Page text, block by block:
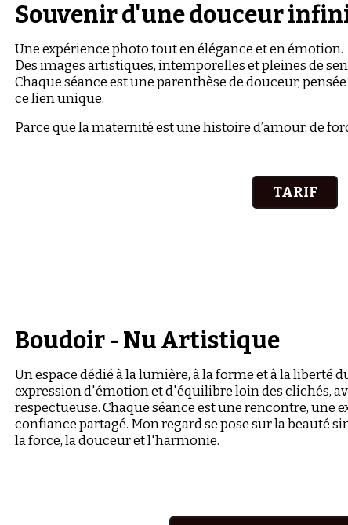
Souvenir d'une douceur
Une expérience photo tout en élégance et en émotion.
Des images artistiques, intemporelles et pleines de
Chaque séance est une parenthèse de douceur,
ce lien unique.
Parce que la maternité est une histoire d’amour, de
TARIF
Boudoir - Nu Artistique
Un espace dédié à la lumière, à la forme et à la liberté
expression d'émotion et d'équilibre loin des clichés,
respectueuse. Chaque séance est une rencontre, une
confiance partagé. Mon regard se pose sur la beauté
la force, la douceur et l'harmonie.